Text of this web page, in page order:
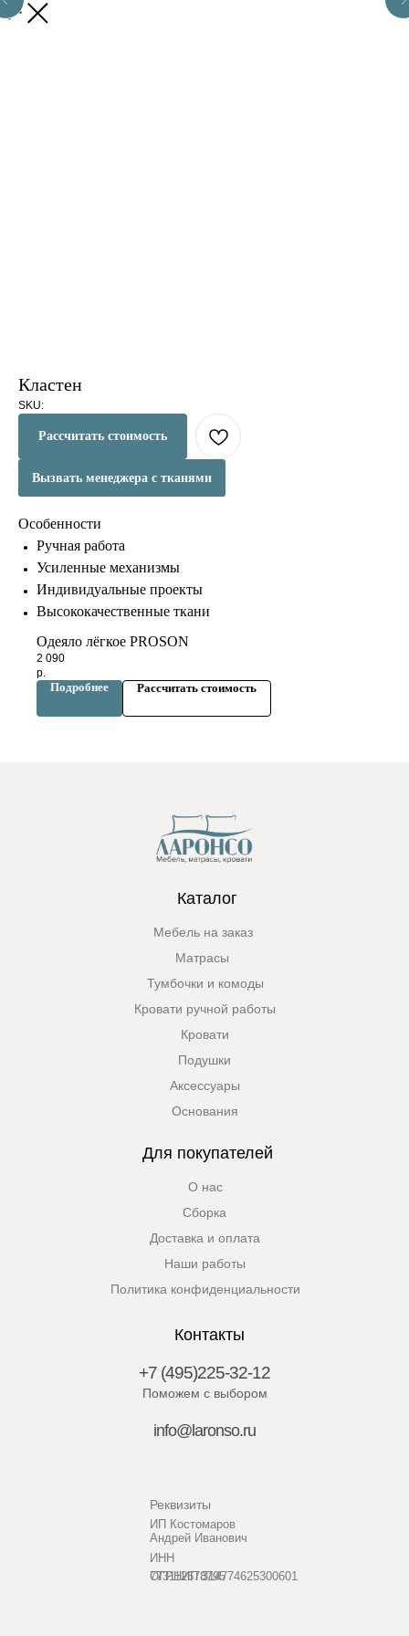
Закрыть
Кластен
SKU:
Рассчитать стоимость
Вызвать менеджера с тканями
Особенности
Ручная работа
Усиленные механизмы
Индивидуальные проекты
Высококачественные ткани
Одеяло лёгкое PROSON
2 090
р.
Подробнее Рассчитать стоимость
Реквизиты
ИП Костомаров
Андрей Иванович
ИНН
773112678795
ОГРНИП 314774625300601
Мебель на заказ
Каталог
Для покупателей
Контакты
+7 (495)225-32-12
Поможем с выбором
info@laronso.ru
Матрасы
Тумбочки и комоды
Кровати ручной работы
Кровати
О нас
Доставка и оплата
Наши работы
Политика конфиденциальности
Подушки
Аксессуары
Сборка
Основания